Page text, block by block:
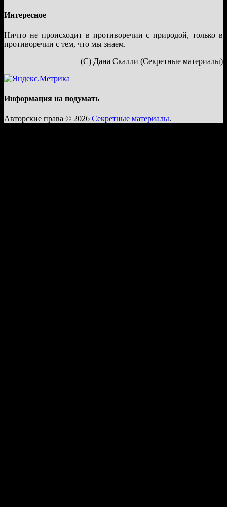
Интересное
Ничто не происходит в противоречии с природой, только в
противоречии с тем, что мы знаем.
(С) Дана Скалли (Секретные материалы)
Информация на подумать
Авторские права © 2026 Секретные материалы.